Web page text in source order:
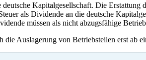
Kapitalgesellschaft. Die
als Dividende an die deutsche
müssen als nicht abzugsfähige
Auslagerung von Betriebsteilen erst ab